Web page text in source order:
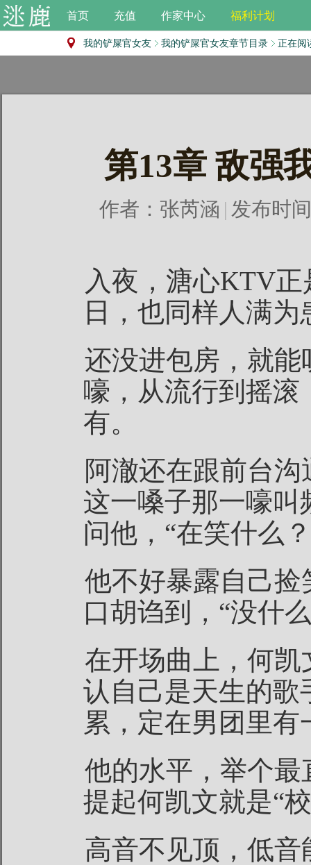
首页 充值 作家中心 福利计划
我的铲屎官女友 我的铲屎官女友章节目录 正在阅
第13章 敌强
作者： 张芮涵 | 发布时
入夜，溏心KTV
日，也同样人满为
还没进包房，就
嚎，从流行到摇滚
有。
阿澈还在跟前台
这一嗓子那一嚎叫
问他，“在笑什么
他不好暴露自己
口胡诌到，“没什
在开场曲上，何
认自己是天生的歌
累，定在男团里有
他的水平，举个
提起何凯文就是“
高音不见顶，低音